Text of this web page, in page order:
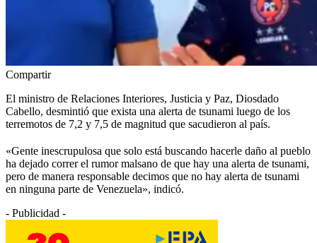
Compartir
El ministro de Relaciones Interiores, Justicia y Paz, Diosdado
Cabello, desmintió que exista una alerta de tsunami luego de los
terremotos de 7,2 y 7,5 de magnitud que sacudieron al país.
«Gente inescrupulosa que solo está buscando hacerle daño al pueblo
ha dejado correr el rumor malsano de que hay una alerta de tsunami,
pero de manera responsable decimos que no hay alerta de tsunami
en ninguna parte de Venezuela», indicó.
- Publicidad -